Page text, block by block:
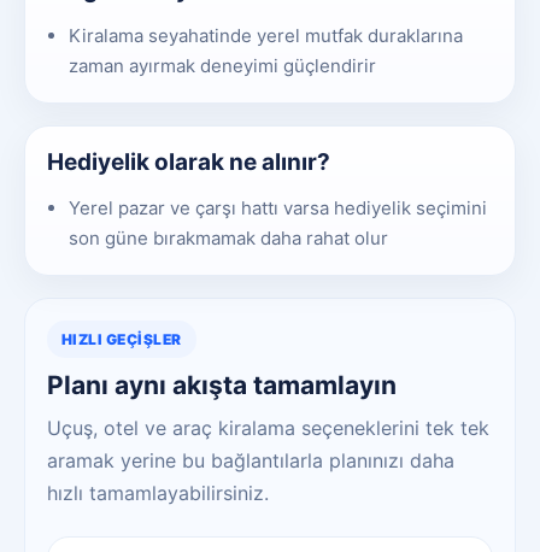
Kiralama seyahatinde yerel mutfak duraklarına
zaman ayırmak deneyimi güçlendirir
Hediyelik olarak ne alınır?
Yerel pazar ve çarşı hattı varsa hediyelik seçimini
son güne bırakmamak daha rahat olur
HIZLI GEÇIŞLER
Planı aynı akışta tamamlayın
Uçuş, otel ve araç kiralama seçeneklerini tek tek
aramak yerine bu bağlantılarla planınızı daha
hızlı tamamlayabilirsiniz.